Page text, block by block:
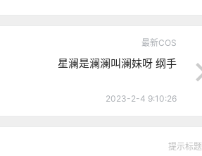
最新COS
星澜是澜澜叫澜妹呀 纲手
2023-2-4 9:10:26
提示标题